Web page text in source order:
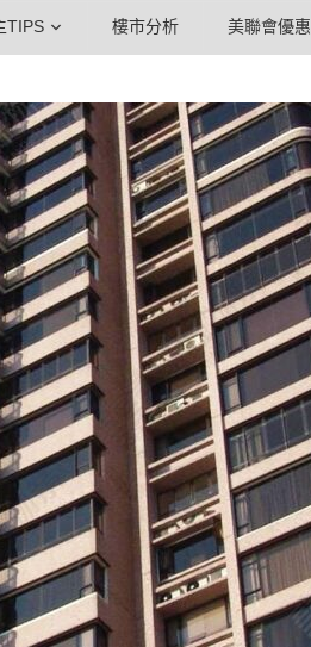
TIPS 樓市分析 美聯會優惠